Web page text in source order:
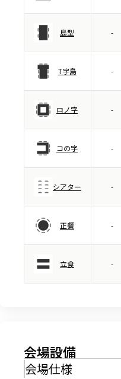
島型 -
T字島 -
ロノ字 -
コの字 -
シアター -
正餐 -
立食 -
会場設備
会場仕様